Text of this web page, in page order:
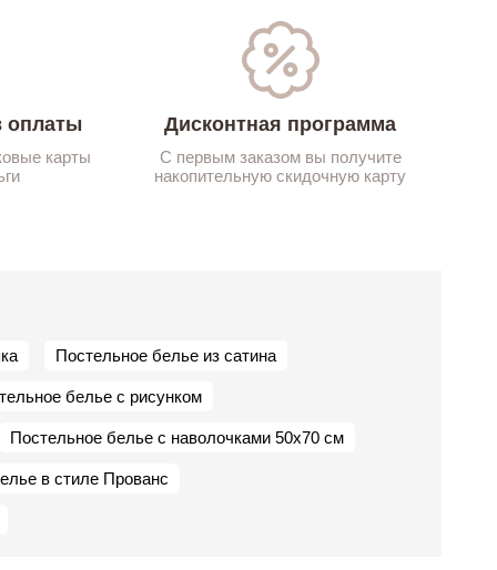
оплаты
карты
Дисконтная программа
С первым заказом вы получите
накопительную скидочную карту
Постельное белье из сатина
белье с рисунком
Постельное белье с наволочками 50х70 см
в стиле Прованс